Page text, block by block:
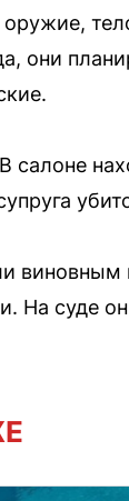
они
салоне
виновным
На суде